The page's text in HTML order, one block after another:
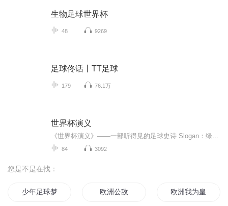
生物足球世界杯
48 9269
足球佟话丨TT足球
179 76.1万
世界杯演义
84 3092
您是不是在找：
少年足球梦 欧洲公敌 欧洲我为皇